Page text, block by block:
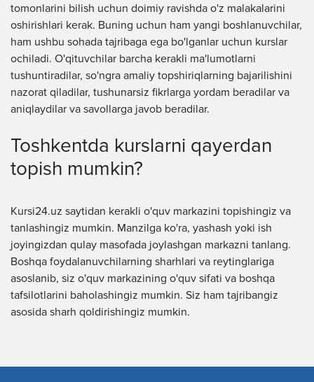
tomonlarini bilish uchun doimiy ravishda o'z malakalarini
oshirishlari kerak. Buning uchun ham yangi boshlanuvchilar,
ham ushbu sohada tajribaga ega bo'lganlar uchun kurslar
ochiladi. O'qituvchilar barcha kerakli ma'lumotlarni
tushuntiradilar, so'ngra amaliy topshiriqlarning bajarilishini
nazorat qiladilar, tushunarsiz fikrlarga yordam beradilar va
aniqlaydilar va savollarga javob beradilar.
Toshkentda kurslarni qayerdan
topish mumkin?
Kursi24.uz saytidan kerakli o'quv markazini topishingiz va
tanlashingiz mumkin. Manzilga ko'ra, yashash yoki ish
joyingizdan qulay masofada joylashgan markazni tanlang.
Boshqa foydalanuvchilarning sharhlari va reytinglariga
asoslanib, siz o'quv markazining o'quv sifati va boshqa
tafsilotlarini baholashingiz mumkin. Siz ham tajribangiz
asosida sharh qoldirishingiz mumkin.